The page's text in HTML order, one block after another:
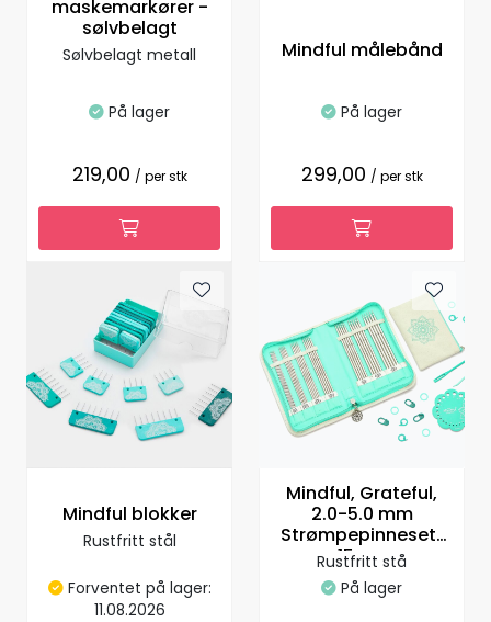
maskemarkører -
sølvbelagt
Sølvbelagt metall
På lager
219,00 / per stk
Mindful målebånd
På lager
299,00 / per stk
Mindful blokker
Rustfritt stål
Forventet på lager:
11.08.2026
Mindful, Grateful,
2.0-5.0 mm
Strømpepinnesett
15 cm
Rustfritt stå
På lager